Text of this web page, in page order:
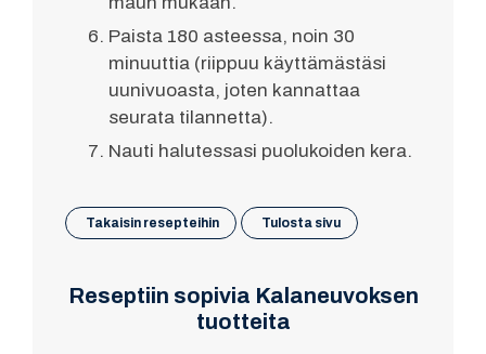
Paista 180 asteessa, noin 30
minuuttia (riippuu käyttämästäsi
uunivuoasta, joten kannattaa
seurata tilannetta).
Nauti halutessasi puolukoiden kera.
Takaisin resepteihin Tulosta sivu
Reseptiin sopivia Kalaneuvoksen
tuotteita